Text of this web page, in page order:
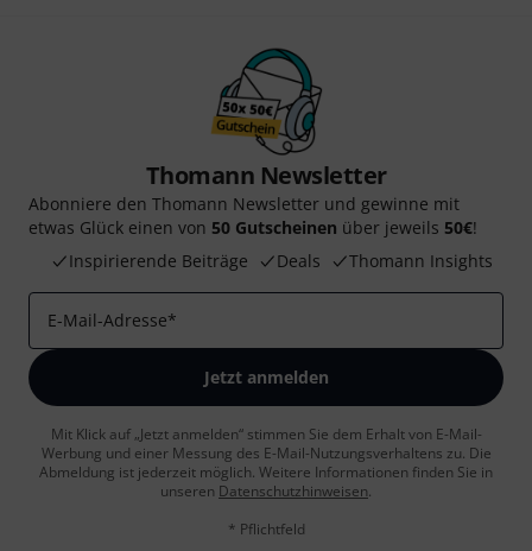
Thomann Newsletter
Abonniere den Thomann Newsletter und gewinne mit
etwas Glück einen von 50 Gutscheinen über jeweils 50€!
Inspirierende Beiträge
Deals Thomann Insights
E-Mail-Adresse*
Jetzt anmelden
Mit Klick auf „Jetzt anmelden“ stimmen Sie dem Erhalt von E-Mail-
Werbung und einer Messung des E-Mail-Nutzungsverhaltens zu. Die
Abmeldung ist jederzeit möglich. Weitere Informationen finden Sie in
unseren Datenschutzhinweisen.
* Pflichtfeld